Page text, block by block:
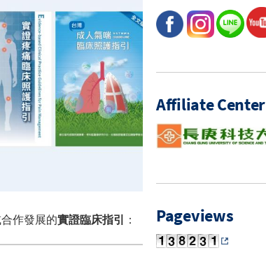
作發展的實證臨床指引 ：
Affiliate Center
Pageviews